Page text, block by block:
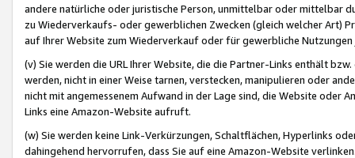
andere natürliche oder juristische Person, unmittelbar oder mittelbar
zu Wiederverkaufs- oder gewerblichen Zwecken (gleich welcher Art)
auf Ihrer Website zum Wiederverkauf oder für gewerbliche
(v) Sie werden die URL Ihrer Website, die die Partner-Links enthält
werden, nicht in einer Weise tarnen, verstecken, manipulieren oder
nicht mit angemessenem Aufwand in der Lage sind, die Website oder
Links eine Amazon-Website aufruft.
(w) Sie werden keine Link-Verkürzungen, Schaltflächen, Hyperlinks
dahingehend hervorrufen, dass Sie auf eine Amazon-Website